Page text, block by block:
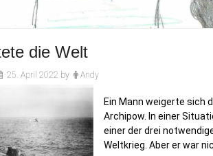
die Welt
25. April 2022 by Andy
Ein Mann weigerte sich
Archipow. In einer
einer der drei
Weltkrieg. Aber er war